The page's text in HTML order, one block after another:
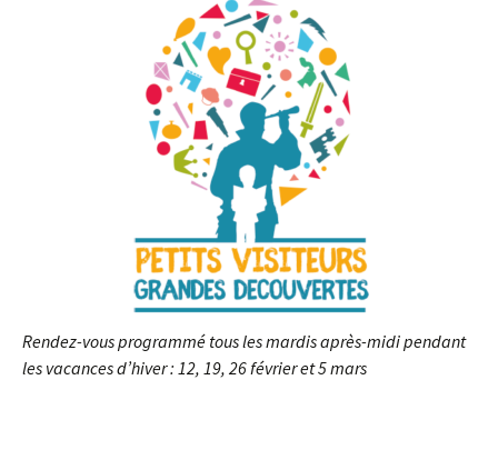
Rendez-vous programmé tous les mardis après-midi pendant
les vacances d’hiver : 12, 19, 26 février et 5 mars